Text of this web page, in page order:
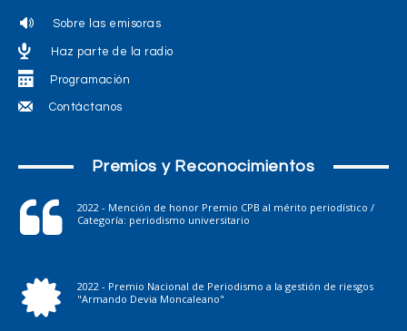
Sobre las emisoras
Haz parte de la radio
Programación
Contáctanos
Premios y Reconocimientos
2022 - Mención de honor Premio CPB al mérito periodístico /
Categoría: periodismo universitario
2022 - Premio Nacional de Periodismo a la gestión de riesgos
"Armando Devia Moncaleano"